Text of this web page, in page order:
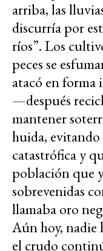
arriba, las
discurría por
ríos”. Los
peces se
atacó en forma
—después
mantener
huida, evitando
catastrófica y
población que
sobrevenidas
llamaba oro
Aún hoy, nadie
el crudo